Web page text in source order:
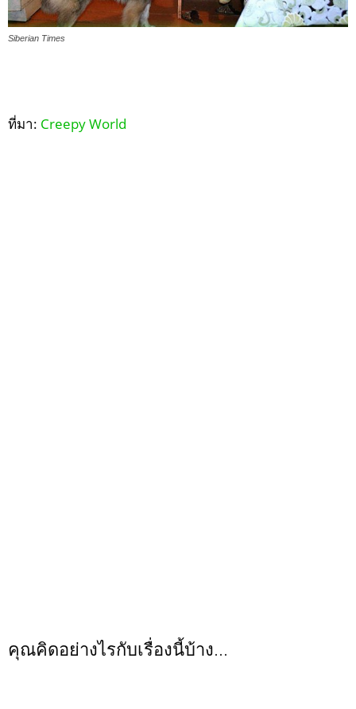
Siberian Times
ที่มา: Creepy World
คุณคิดอย่างไรกับเรื่องนี้บ้าง...